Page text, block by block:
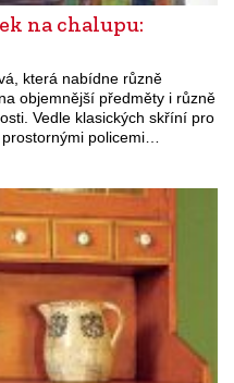
na chalupu:
která nabídne různě
objemnější předměty i různě
Vedle klasických skříní pro
policemi…